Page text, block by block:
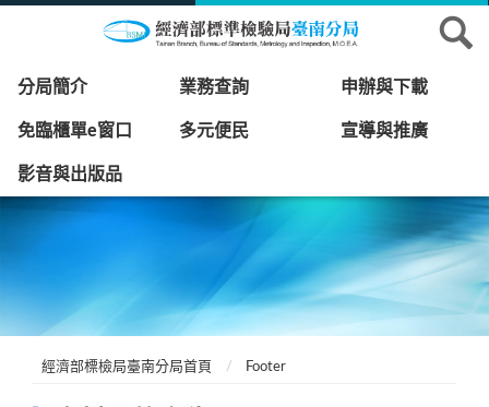
分局簡介 業務查詢 申辦與下載
免臨櫃單e窗口 多元便民 宣導與推廣
影音與出版品
經濟部標檢局臺南分局首頁 Footer